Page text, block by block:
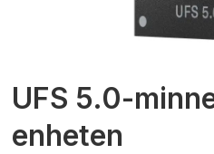
UFS 5.0-
enheten